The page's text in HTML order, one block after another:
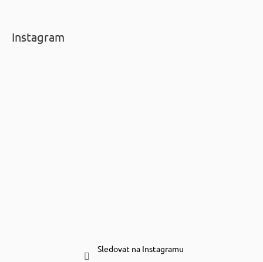
Instagram
Sledovat na Instagramu